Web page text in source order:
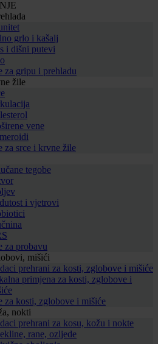
grlo i kašalj
i dišni putevi
za gripu i prehladu
žile
vene
za srce i krvne žile
tegobe
i vjetrovi
za probavu
mišići
prehrani za kosti, zglobove i mišiće
primjena za kosti, zglobove i
za kosti, zglobove i mišiće
nokti
prehrani za kosu, kožu i nokte
rane, ozljede